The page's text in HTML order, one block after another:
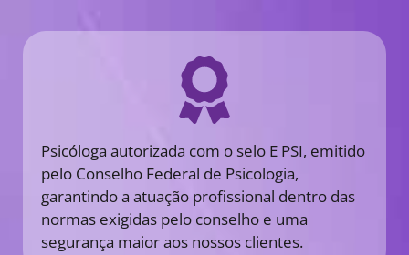
Psicóloga autorizada com o selo E PSI, emitido
pelo Conselho Federal de Psicologia,
garantindo a atuação profissional dentro das
normas exigidas pelo conselho e uma
segurança maior aos nossos clientes.